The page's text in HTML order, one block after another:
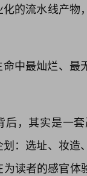
的流水线产
中最灿烂、
后，其实是一
：选址、妆
读者的感官